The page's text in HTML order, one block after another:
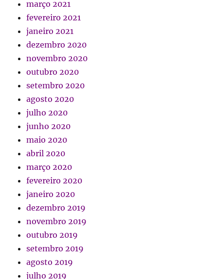
março 2021
fevereiro 2021
janeiro 2021
dezembro 2020
novembro 2020
outubro 2020
setembro 2020
agosto 2020
julho 2020
junho 2020
maio 2020
abril 2020
março 2020
fevereiro 2020
janeiro 2020
dezembro 2019
novembro 2019
outubro 2019
setembro 2019
agosto 2019
julho 2019